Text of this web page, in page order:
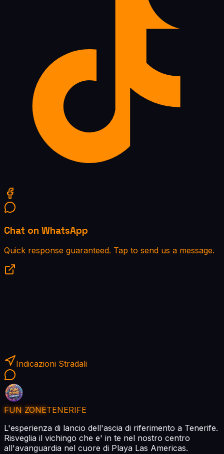
Chat on WhatsApp
Quick response guaranteed. Tap to send us a message.
Indicazioni Stradali
FUN ZONETENERIFE
L'esperienza di lancio dell'ascia di riferimento a Tenerife.
Risveglia il vichingo che e' in te nel nostro centro
all'avanguardia nel cuore di Playa Las Americas.